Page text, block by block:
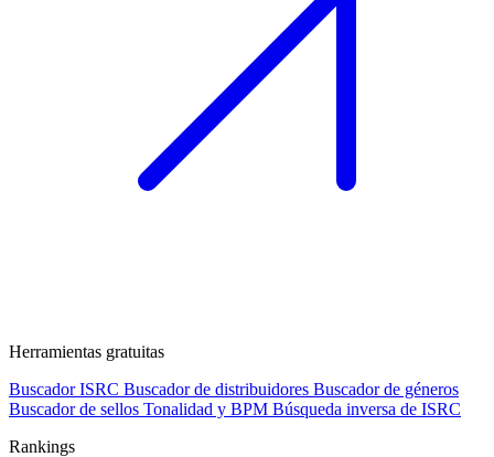
Herramientas gratuitas
Buscador ISRC Buscador de distribuidores Buscador de géneros
Buscador de sellos Tonalidad y BPM Búsqueda inversa de ISRC
Rankings